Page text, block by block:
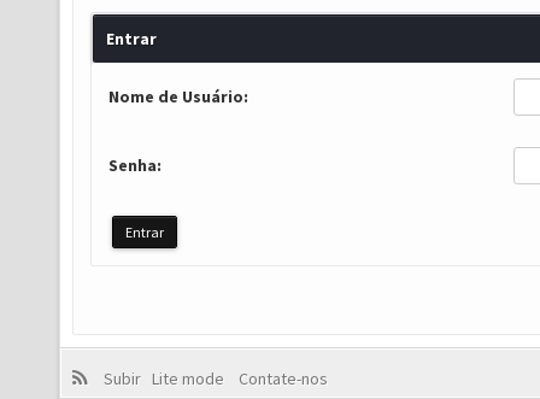
Entrar
Nome de Usuário:
Senha:
Subir Lite mode
Contate-nos